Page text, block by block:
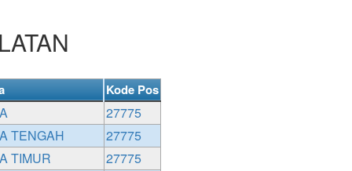
Kode Pos
27775
TENGAH
27775
TIMUR
27775